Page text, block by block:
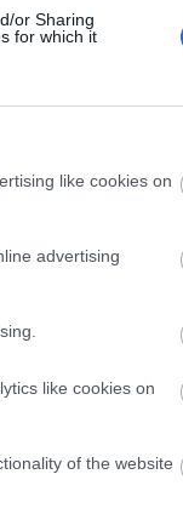
or Sharing
for which it
like cookies on
advertising
like cookies on
of the website